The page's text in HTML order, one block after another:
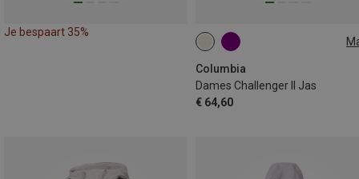
Je bespaart 35%
Columbia
Dames Challenger II Jas
€ 64,60
XS S